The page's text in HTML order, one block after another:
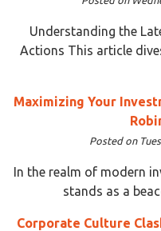
Understanding the
Actions This article
Maximizing Your
Posted on
In the realm of modern
stands as a
Corporate Culture